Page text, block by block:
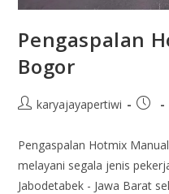
Pengaspalan
Bogor
karyajayapertiwi
Pengaspalan Hotmix
melayani segala jenis
Jabodetabek - Jawa Barat